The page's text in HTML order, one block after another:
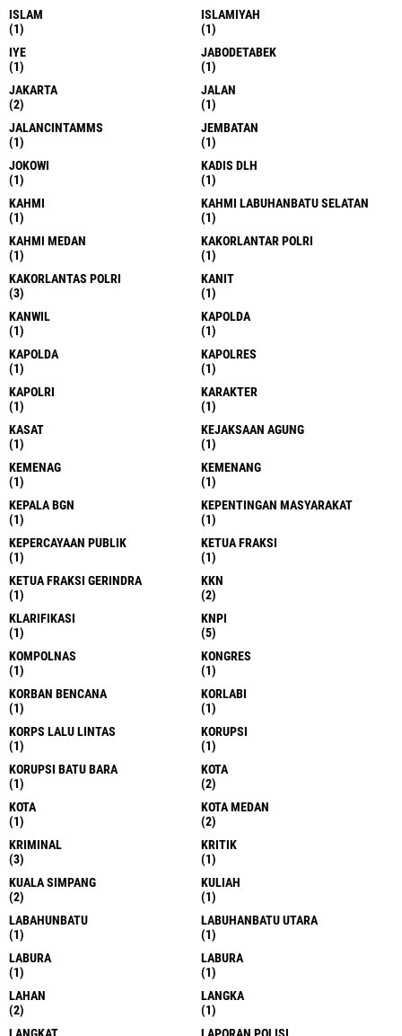
ISLAM
(1)
ISLAMIYAH
(1)
IYE
(1)
JABODETABEK
(1)
JAKARTA
(2)
JALAN
(1)
JALANCINTAMMS
(1)
JEMBATAN
(1)
JOKOWI
(1)
KADIS DLH
(1)
KAHMI
(1)
KAHMI LABUHANBATU SELATAN
(1)
KAHMI MEDAN
(1)
KAKORLANTAR POLRI
(1)
KAKORLANTAS POLRI
(3)
KANIT
(1)
KANWIL
(1)
KAPOLDA
(1)
KAPOLDA
(1)
KAPOLRES
(1)
KAPOLRI
(1)
KARAKTER
(1)
KASAT
(1)
KEJAKSAAN AGUNG
(1)
KEMENAG
(1)
KEMENANG
(1)
KEPALA BGN
(1)
KEPENTINGAN MASYARAKAT
(1)
KEPERCAYAAN PUBLIK
(1)
KETUA FRAKSI
(1)
KETUA FRAKSI GERINDRA
(1)
KKN
(2)
KLARIFIKASI
(1)
KNPI
(5)
KOMPOLNAS
(1)
KONGRES
(1)
KORBAN BENCANA
(1)
KORLABI
(1)
KORPS LALU LINTAS
(1)
KORUPSI
(1)
KORUPSI BATU BARA
(1)
KOTA
(2)
KOTA
(1)
KOTA MEDAN
(2)
KRIMINAL
(3)
KRITIK
(1)
KUALA SIMPANG
(2)
KULIAH
(1)
LABAHUNBATU
(1)
LABUHANBATU UTARA
(1)
LABURA
(1)
LABURA
(1)
LAHAN
(2)
LANGKA
(1)